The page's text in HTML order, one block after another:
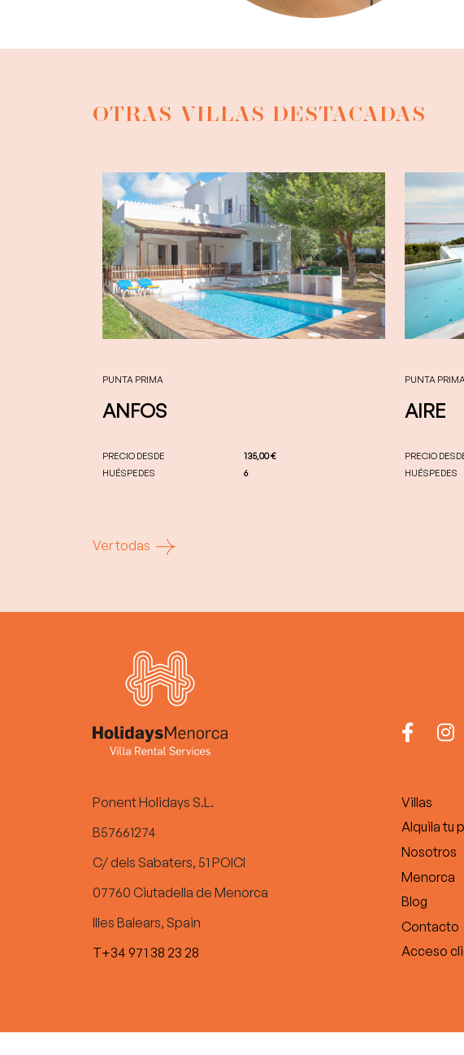
OTRAS VILLAS DESTACADAS
PUNTA PRIMA
ANFOS
PRECIO DESDE
135,00 €
HUÉSPEDES
6
PUNTA
AIRE
PRECIO
HUÉSPEDES
Ver todas
Ponent Holidays S.L.
B57661274
C/ dels Sabaters, 51 POICI
07760 Ciutadella de Menorca
Illes Balears, Spain
T+34 971 38 23 28
Villas
Alquila tu
Nosotros
Menorca
Blog
Contacto
Acceso